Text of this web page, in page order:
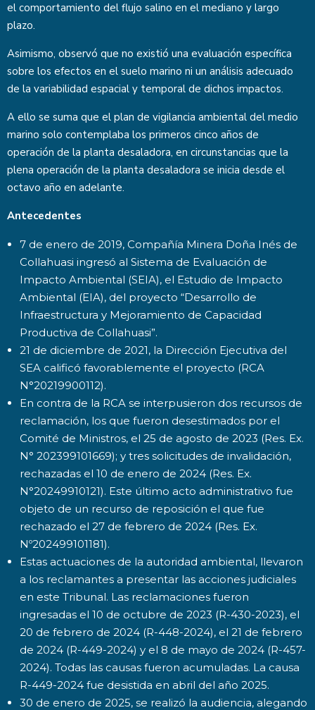
el comportamiento del flujo salino en el mediano y largo
plazo.
Asimismo, observó que no existió una evaluación específica
sobre los efectos en el suelo marino ni un análisis adecuado
de la variabilidad espacial y temporal de dichos impactos.
A ello se suma que el plan de vigilancia ambiental del medio
marino solo contemplaba los primeros cinco años de
operación de la planta desaladora, en circunstancias que la
plena operación de la planta desaladora se inicia desde el
octavo año en adelante.
Antecedentes
7 de enero de 2019, Compañía Minera Doña Inés de
Collahuasi ingresó al Sistema de Evaluación de
Impacto Ambiental (SEIA), el Estudio de Impacto
Ambiental (EIA), del proyecto “Desarrollo de
Infraestructura y Mejoramiento de Capacidad
Productiva de Collahuasi”.
21 de diciembre de 2021, la Dirección Ejecutiva del
SEA calificó favorablemente el proyecto (RCA
N°20219900112).
En contra de la RCA se interpusieron dos recursos de
reclamación, los que fueron desestimados por el
Comité de Ministros, el 25 de agosto de 2023 (Res. Ex.
N° 202399101669); y tres solicitudes de invalidación,
rechazadas el 10 de enero de 2024 (Res. Ex.
N°20249910121). Este último acto administrativo fue
objeto de un recurso de reposición el que fue
rechazado el 27 de febrero de 2024 (Res. Ex.
Nº202499101181).
Estas actuaciones de la autoridad ambiental, llevaron
a los reclamantes a presentar las acciones judiciales
en este Tribunal. Las reclamaciones fueron
ingresadas el 10 de octubre de 2023 (R-430-2023), el
20 de febrero de 2024 (R-448-2024), el 21 de febrero
de 2024 (R-449-2024) y el 8 de mayo de 2024 (R-457-
2024). Todas las causas fueron acumuladas. La causa
R-449-2024 fue desistida en abril del año 2025.
30 de enero de 2025, se realizó la audiencia, alegando